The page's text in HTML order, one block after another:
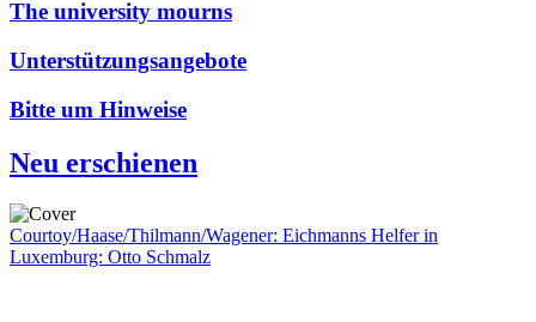
The university mourns
Unterstützungsangebote
Bitte um Hinweise
Neu erschienen
Courtoy/Haase/Thilmann/Wagener: Eichmanns Helfer in
Luxemburg: Otto Schmalz